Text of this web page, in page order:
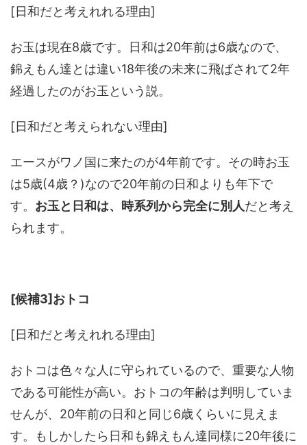
[日和だと考えれれる理由]
お玉は現在8歳です。日和は20年前は6歳なので、
錦えもん達とは違い18年後の未来に飛ばされて2年
経過したのがお玉という説。
[日和だと考えられない理由]
エースがワノ国に来たのが4年前です。その時お玉
は5歳(4歳？)なので20年前の日和よりも年下で
す。 お玉と日和は、時系列から完全に別人だと考え
られます。
[候補3]おトコ
[日和だと考えれれる理由]
おトコは色々な人に守られているので、重要な人物
である可能性が高い。おトコの年齢は判明していま
せんが、20年前の日和と同じ6歳くらいに見えま
す。もしかしたら日和も錦えもん達同様に20年後に